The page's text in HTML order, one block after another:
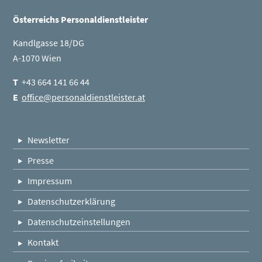
Gensch Personal GmbH
Österreichs Personaldienstleister
Kandlgasse 18/DG
A-1070 Wien
T+43 664 141 66 44
E office@personaldienstleister.at
Newsletter
Presse
Impressum
Datenschutzerklärung
Datenschutzeinstellungen
Kontakt